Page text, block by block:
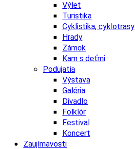
Výlet
Turistika
Cyklistika, cyklotrasy
Hrady
Zámok
Kam s deťmi
Podujatia
Výstava
Galéria
Divadlo
Folklór
Festival
Koncert
Zaujímavosti